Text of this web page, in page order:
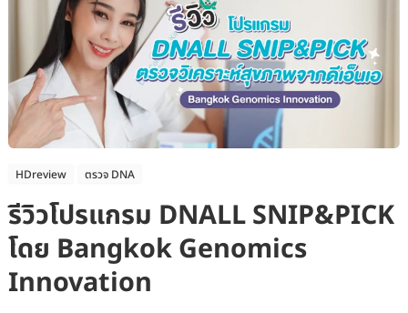
HDreview ตรวจ DNA
รีวิวโปรแกรม DNALL SNIP&PICK
โดย Bangkok Genomics
Innovation